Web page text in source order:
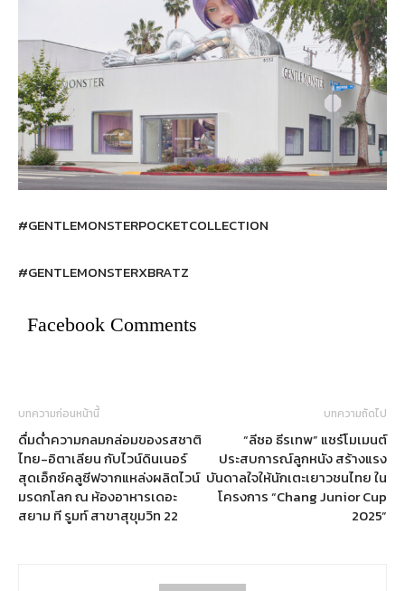
#GENTLEMONSTERPOCKETCOLLECTION
#GENTLEMONSTERXBRATZ
Facebook Comments
บทความก่อนหน้านี้
ดื่มด่ำความกลมกล่อมของรสชาติ
ไทย-อิตาเลียน กับไวน์ดินเนอร์
สุดเอ็กซ์คลูซีฟจากแหล่งผลิตไวน์
มรดกโลก ณ ห้องอาหารเดอะ
สยาม ที รูมท์ สาขาสุขุมวิท 22
บทความถัดไป
“ลีซอ ธีรเทพ” แชร์โมเมนต์
ประสบการณ์ลูกหนัง สร้างแรง
บันดาลใจให้นักเตะเยาวชนไทย ใน
โครงการ “Chang Junior Cup
2025”